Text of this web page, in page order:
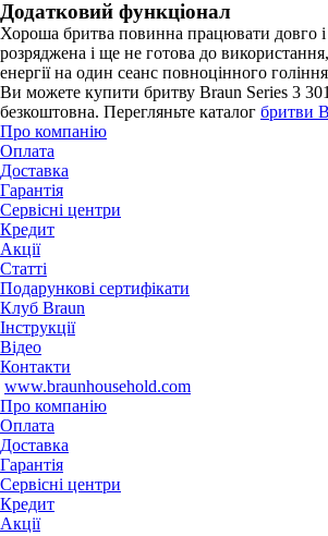
Додатковий функціонал
Хороша бритва повинна працювати довго
розряджена і ще не готова до
енергії на один сеанс повноцінного
Ви можете купити бритву Braun Series 3
безкоштовна. Перегляньте каталог бритви
Про компанію
Оплата
Доставка
Гарантія
Сервісні центри
Кредит
Акції
Статті
Подарункові сертифікати
Клуб Braun
Iнструкції
Відео
Контакти
www.braunhousehold.com
Про компанію
Оплата
Доставка
Гарантія
Сервісні центри
Кредит
Акції